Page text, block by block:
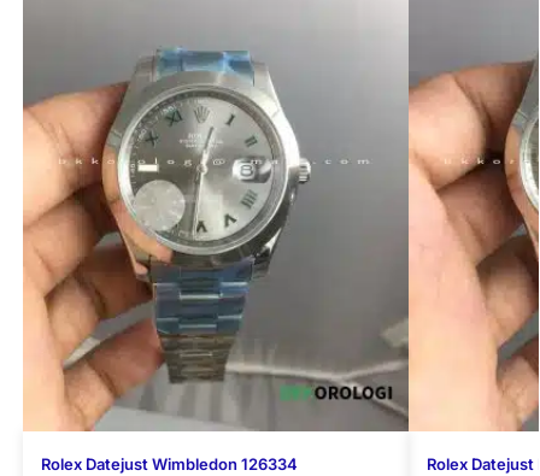
Rolex Datejust Wimbledon 126334 Rolex Datejust